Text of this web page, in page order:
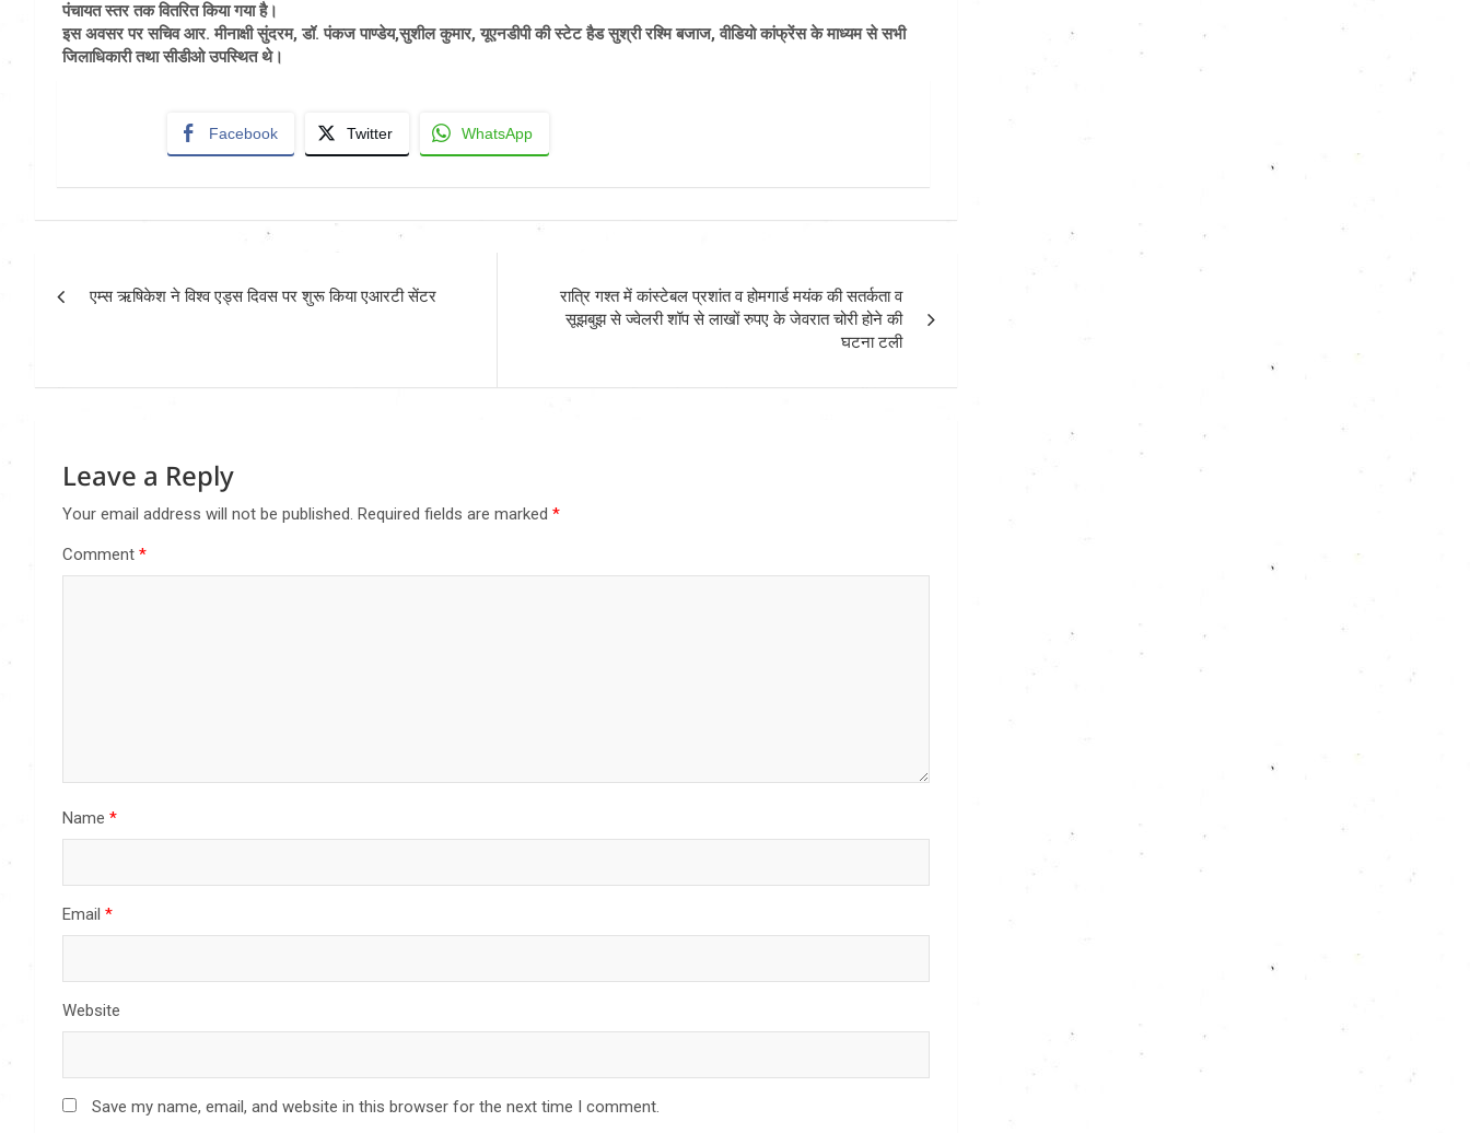
पंचायत स्तर तक वितरित किया गया है।
इस अवसर पर सचिव आर. मीनाक्षी सुंदरम, डॉ. पंकज पाण्डेय,सुशील कुमार, यूएनडीपी की स्टेट हैड सुश्री रश्मि बजाज, वीडियो कांफ्रेंस के माध्यम से सभी
जिलाधिकारी तथा सीडीओ उपस्थित थे।
Facebook Twitter WhatsApp
navigation
एम्स ऋषिकेश ने विश्व एड्स दिवस पर शुरू किया एआरटी सेंटर
रात्रि गश्त में कांस्टेबल प्रशांत व होमगार्ड मयंक की सतर्कता व
सूझबुझ से ज्वेलरी शॉप से लाखों रुपए के जेवरात चोरी होने की
घटना टली
Leave a Reply
Your email address will not be published. Required fields are marked *
Comment *
Name *
Email *
Website
Save my name, email, and website in this browser for the next time I comment.